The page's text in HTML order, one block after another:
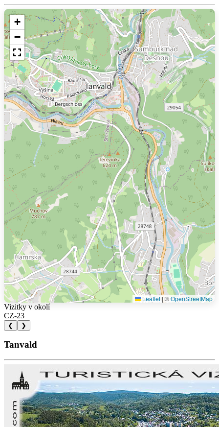
+
−
Leaflet|©OpenStreetMap
Vizitky v okolí
CZ-23
❮ ❯
Tanvald